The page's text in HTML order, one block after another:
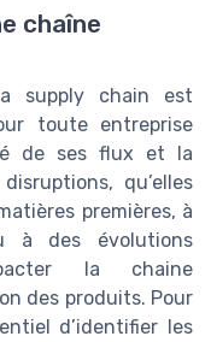
chaîne
supply chain est
toute entreprise
de ses flux et la
qu’elles
premières, à
à des évolutions
la chaine
des produits. Pour
d’identifier les